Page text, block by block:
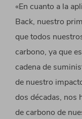
«En cuanto a la
Back, nuestro
que todos
carbono, ya que
cadena de
de nuestro
dos décadas, nos
de carbono de